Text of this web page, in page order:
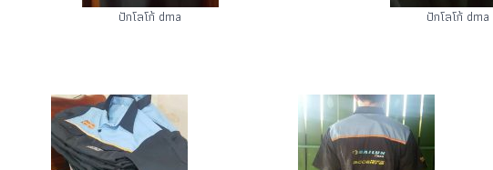
ปักโลโก้ dma ปักโลโก้ dma